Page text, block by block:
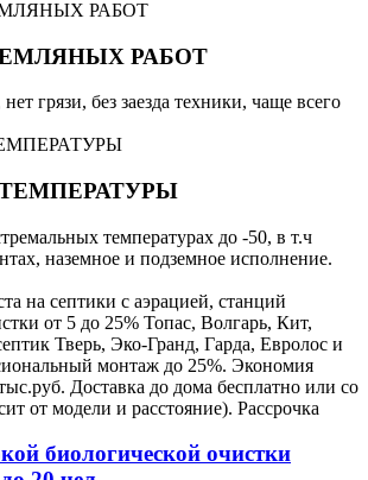
РАБОТ
грязи, без заезда техники, чаще всего
температурах до -50, в т.ч
наземное и подземное исполнение.
на септики с аэрацией, станций
от 5 до 25% Топас, Волгарь, Кит,
Тверь, Эко-Гранд, Гарда, Евролос и
монтаж до 25%. Экономия
Доставка до дома бесплатно или со
от модели и расстояние). Рассрочка
биологической очистки